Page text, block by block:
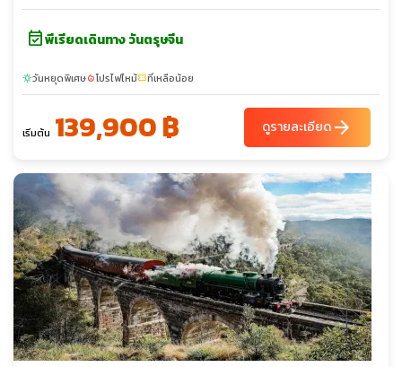
event_availableพีเรียดเดินทาง วันตรุษจีน
sunnyวันหยุดพิเศษlocal_fire_departmentโปรไฟไหม้confirmation_numberที่เหลือน้อย
เริ่มต้น 139,900 ฿ ดูรายละเอียดarrow_forward